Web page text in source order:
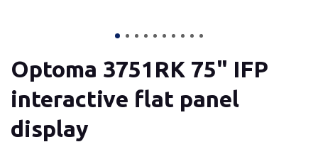
Optoma 3751RK 75" IFP
interactive flat panel
display